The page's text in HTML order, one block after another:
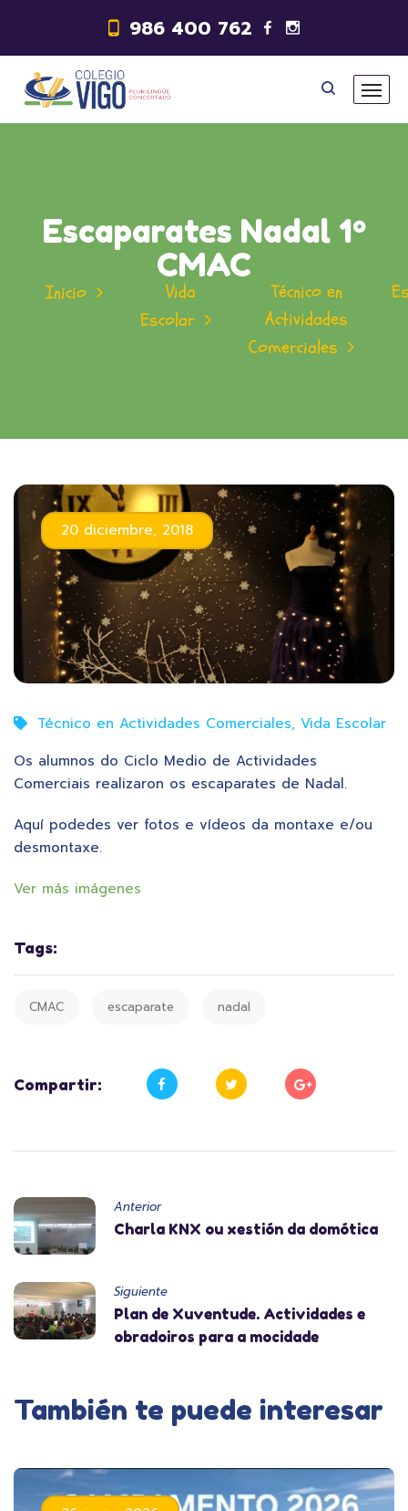
986 400 762
Escaparates Nadal 1º
CMAC
Inicio
Vida
Escolar
Técnico en
Actividades
Comerciales
20 diciembre, 2018
Técnico en Actividades Comerciales, Vida Escolar
Os alumnos do Ciclo Medio de Actividades
Comerciais realizaron os escaparates de Nadal.
Aquí podedes ver fotos e vídeos da montaxe e/ou
desmontaxe.
Ver más imágenes
Tags:
CMAC escaparate nadal
Compartir:
Anterior
Charla KNX ou xestión da domótica
Siguiente
Plan de Xuventude. Actividades e
obradoiros para a mocidade
También te puede interesar